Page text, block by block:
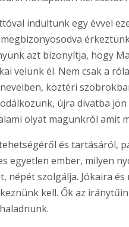
indultunk egy évvel
azt bizonyítja, hogy
velünk él. Nem csak a
köztéri
újra divatba
olyat magunkról amit
és tartásáról,
egyetlen ember, milyen
népét szolgálja. Jókaira
kell. Ők az